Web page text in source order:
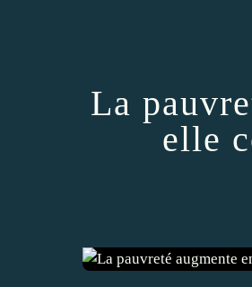
La
elle